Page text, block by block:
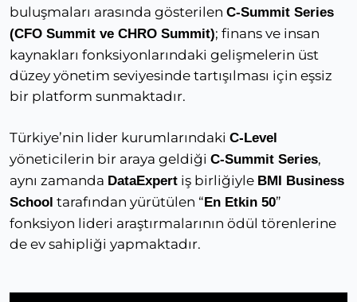
buluşmaları arasında gösterilen C-Summit Series
(CFO Summit ve CHRO Summit); finans ve insan
kaynakları fonksiyonlarındaki gelişmelerin üst
düzey yönetim seviyesinde tartışılması için eşsiz
bir platform sunmaktadır.
Türkiye’nin lider kurumlarındaki C-Level
yöneticilerin bir araya geldiği C-Summit Series,
aynı zamanda DataExpert iş birliğiyle BMI Business
School tarafından yürütülen “En Etkin 50”
fonksiyon lideri araştırmalarının ödül törenlerine
de ev sahipliği yapmaktadır.